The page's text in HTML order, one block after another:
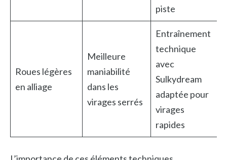
piste
Roues légères
en alliage
Meilleure
maniabilité
dans les
virages serrés
Entraînement
technique
avec
Sulkydream
adaptée pour
virages
rapides